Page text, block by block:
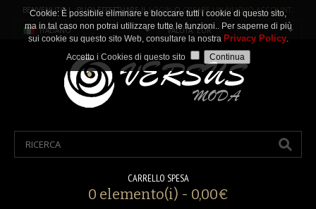
BENVENUTO ! PUOI EFFETTUARE ILLOGINOCREARE UN NUOVO ACCOUNT .
ITALIANO VALUTA: EUR
CARRELLO SPESA
0 elemento(i) - 0,00€
Cookie: È possibile eliminare e bloccare tutti i cookie di questo sito,
ma in tal caso non potrai utilizzare tutte le funzioni.. Per saperne di più
sui cookie su questo sito Web, consultare la nostra Privacy Policy.
Accetto i Cookies di questo sito